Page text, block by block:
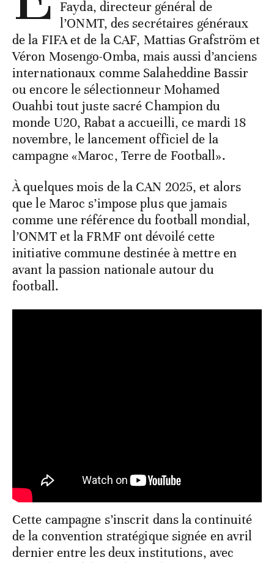
Fayda, directeur général de
l’ONMT, des secrétaires généraux
de la FIFA et de la CAF, Mattias Grafström et
Véron Mosengo-Omba, mais aussi d’anciens
internationaux comme Salaheddine Bassir
ou encore le sélectionneur Mohamed
Ouahbi tout juste sacré Champion du
monde U20, Rabat a accueilli, ce mardi 18
novembre, le lancement officiel de la
campagne «Maroc, Terre de Football».
À quelques mois de la CAN 2025, et alors
que le Maroc s’impose plus que jamais
comme une référence du football mondial,
l’ONMT et la FRMF ont dévoilé cette
initiative commune destinée à mettre en
avant la passion nationale autour du
football.
Cette campagne s’inscrit dans la continuité
de la convention stratégique signée en avril
dernier entre les deux institutions, avec